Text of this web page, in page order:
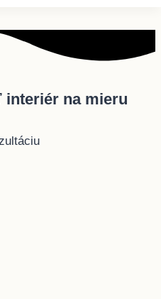
interiér na mieru